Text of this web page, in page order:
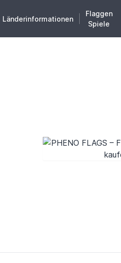
Länderinformationen
Flaggen
Spiele